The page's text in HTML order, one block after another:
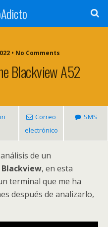
• No Comments
Blackview A52
Correo
electrónico
SMS
de un
Blackview, en esta
terminal que me ha
después de analizarlo,